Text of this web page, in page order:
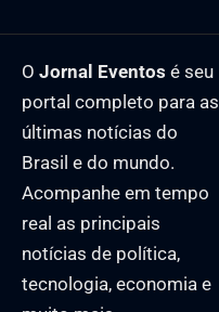
O Jornal Eventos é seu
portal completo para as
últimas notícias do
Brasil e do mundo.
Acompanhe em tempo
real as principais
notícias de política,
tecnologia, economia e